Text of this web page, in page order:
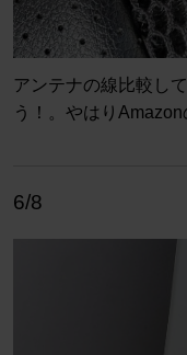
アンテナの線比較し
う！。やはり
6/8